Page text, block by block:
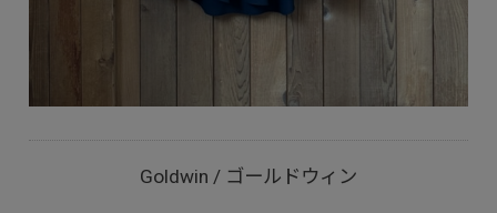
Goldwin / ゴールドウィン